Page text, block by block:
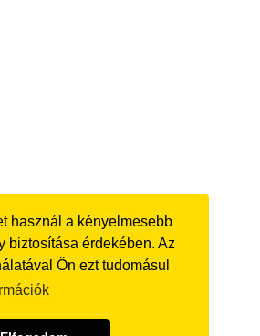
használ a kényelmesebb
biztosítása érdekében. Az
Ön ezt tudomásul